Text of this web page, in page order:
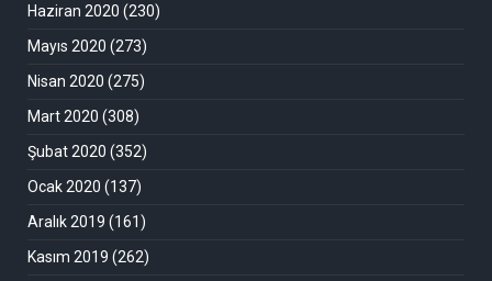
Haziran 2020 (230)
Mayıs 2020 (273)
Nisan 2020 (275)
Mart 2020 (308)
Şubat 2020 (352)
Ocak 2020 (137)
Aralık 2019 (161)
Kasım 2019 (262)